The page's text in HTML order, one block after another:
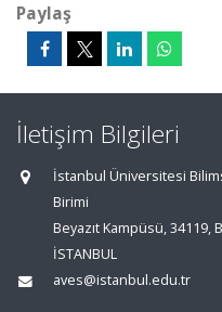
Paylaş
İletişim Bilgileri
İstanbul Üniversitesi
Birimi
Beyazıt Kampüsü, 34119,
İSTANBUL
aves@istanbul.edu.tr